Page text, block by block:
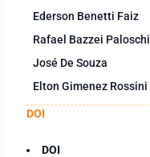
Ederson Benetti Faiz
Rafael Bazzei Paloschi
José De Souza
Elton Gimenez Rossini
DOI
DOI